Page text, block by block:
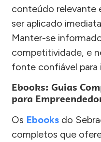
conteúdo relevante
ser aplicado
Manter-se
competitividade, e
fonte confiável para
Ebooks: Guias
para
Os Ebooks do
completos que